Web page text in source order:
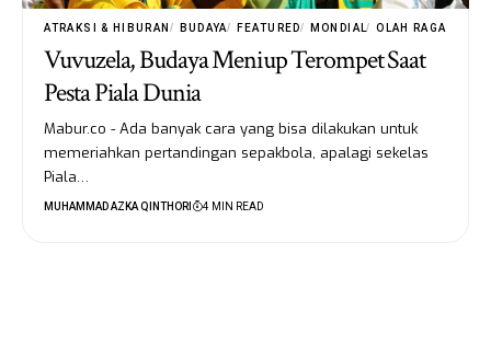
ATRAKSI & HIBURAN BUDAYA FEATURED MONDIAL OLAH RAGA
Vuvuzela, Budaya Meniup Terompet Saat
Pesta Piala Dunia
Mabur.co - Ada banyak cara yang bisa dilakukan untuk
memeriahkan pertandingan sepakbola, apalagi sekelas
Piala…
MUHAMMAD AZKA QINTHORI 4 MIN READ